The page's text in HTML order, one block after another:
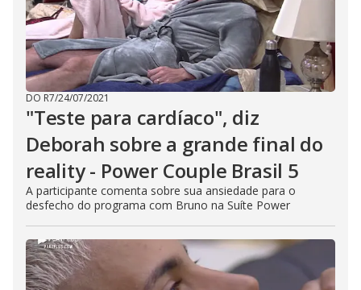
DO R7/24/07/2021
"Teste para cardíaco", diz
Deborah sobre a grande final do
reality - Power Couple Brasil 5
A participante comenta sobre sua ansiedade para o
desfecho do programa com Bruno na Suíte Power